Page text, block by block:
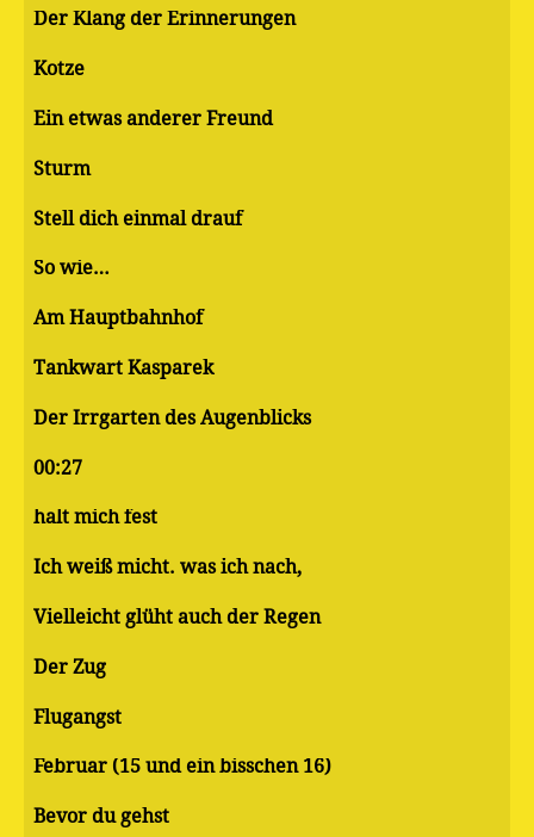
Der Klang der Erinnerungen
Kotze
Ein etwas anderer Freund
Sturm
Stell dich einmal drauf
So wie…
Am Hauptbahnhof
Tankwart Kasparek
Der Irrgarten des Augenblicks
00:27
halt mich fest
Ich weiß micht. was ich nach,
Vielleicht glüht auch der Regen
Der Zug
Flugangst
Februar (15 und ein bisschen 16)
Bevor du gehst